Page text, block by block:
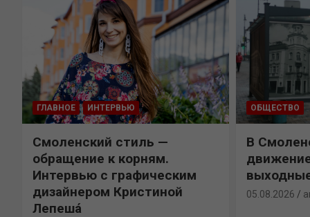
ГЛАВНОЕ ИНТЕРВЬЮ
Смоленский стиль —
обращение к корням.
Интервью с графическим
дизайнером Кристиной
Лепешá
ОБЩЕСТВО
В
05.08.2026